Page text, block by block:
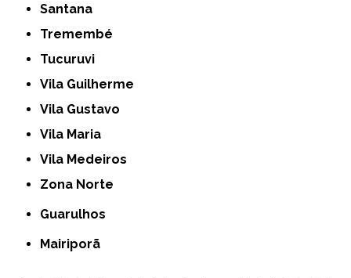
Santana
Tremembé
Tucuruvi
Vila Guilherme
Vila Gustavo
Vila Maria
Vila Medeiros
Zona Norte
Guarulhos
Mairiporã